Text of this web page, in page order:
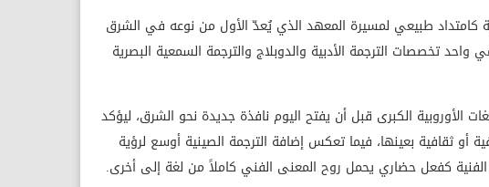
كامتداد طبيعي لمسيرة المعهد الذي يُعدّ الأول من نوعه في الشرق
تخصصات الترجمة الأدبية والدوبلاج والترجمة السمعية البصرية
الأوروبية الكبرى قبل أن يفتح اليوم نافذة جديدة نحو الشرق، ليؤكد
أو ثقافية بعينها، فيما تعكس إضافة الترجمة الصينية أوسع لرؤية
الفنية كفعل حضاري يحمل روح المعنى الفني كاملاً من لغة إلى أخرى.